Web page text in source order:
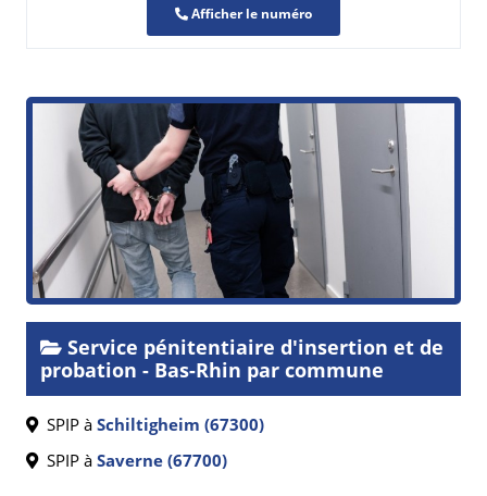
Afficher le numéro
Service pénitentiaire d'insertion et de
probation - Bas-Rhin par commune
SPIP à Schiltigheim (67300)
SPIP à Saverne (67700)